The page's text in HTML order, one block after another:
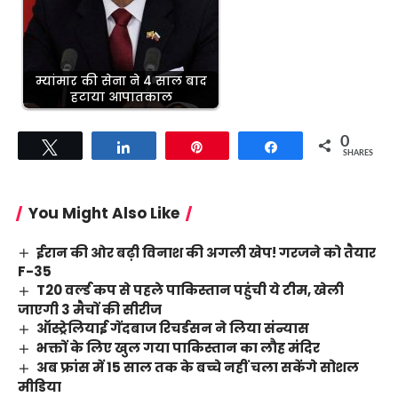
म्यांमार की सेना ने 4 साल बाद
हटाया आपातकाल
Share 0
SHARES
You Might Also Like
ईरान की ओर बढ़ी विनाश की अगली खेप! गरजने को तैयार
F-35
T20 वर्ल्ड कप से पहले पाकिस्तान पहुंची ये टीम, खेली
जाएगी 3 मैचों की सीरीज
ऑस्ट्रेलियाई गेंदबाज रिचर्डसन ने लिया संन्यास
भक्तों के लिए खुल गया पाकिस्तान का लौह मंदिर
अब फ्रांस में 15 साल तक के बच्चे नहीं चला सकेंगे सोशल
मीडिया